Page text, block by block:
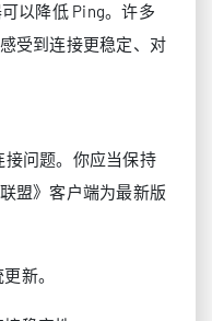
以降低 Ping。许多
受到连接更稳定、对
接问题。你应当保持
盟》客户端为最新版
新。